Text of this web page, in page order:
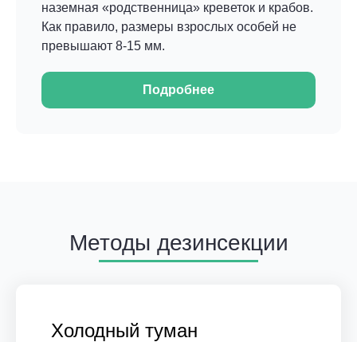
наземная «родственница» креветок и крабов.
Как правило, размеры взрослых особей не
превышают 8-15 мм.
Подробнее
Методы дезинсекции
Холодный туман